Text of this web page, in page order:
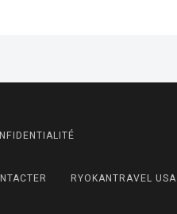
RYOKANTRAVEL USA